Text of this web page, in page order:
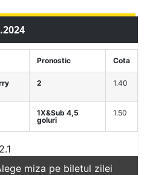
Pronostic Cota
2 1.40
1X&Sub 4,5
goluri
1.50
miza pe biletul zilei